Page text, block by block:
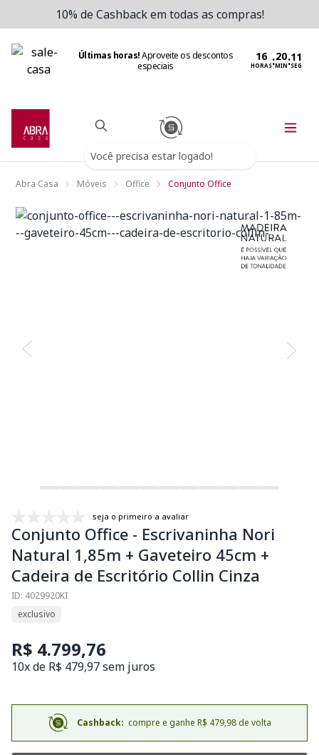
10% de Cashback em todas as compras!
Últimas horas!Aproveite os descontos
especiais
HORAS:MIN:SEG
Você precisa estar logado!
Abra Casa Móveis Office Conjunto Office
seja o primeiro a avaliar
Conjunto Office - Escrivaninha Nori
Natural 1,85m + Gaveteiro 45cm +
Cadeira de Escritório Collin Cinza
ID: 4029920KI
exclusivo
R$ 4.799,76
10x de R$ 479,97 sem juros
Cashback: compre e ganhe R$ 479,98 de volta